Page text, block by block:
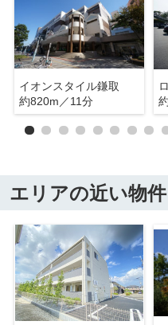
イオンスタイル鎌取
約820m／11分
エリアの近い物件